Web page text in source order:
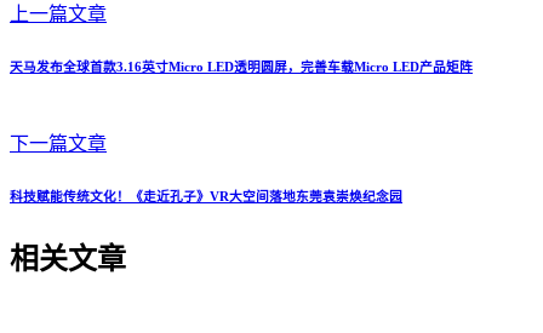
上一篇文章
天马发布全球首款3.16英寸Micro LED透明圆屏，完善车载Micro LED产品矩阵
下一篇文章
科技赋能传统文化！《走近孔子》VR大空间落地东莞袁崇焕纪念园
相关文章